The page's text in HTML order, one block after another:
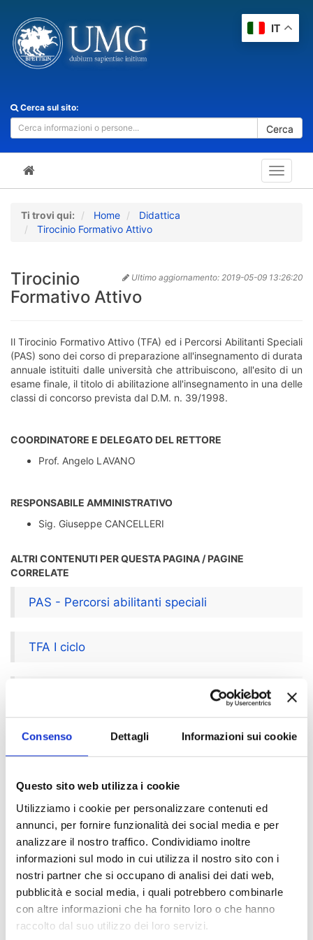
Consenso Dettagli Informazioni sui cookie
Questo sito web utilizza i cookie
Utilizziamo i cookie per personalizzare contenuti ed
annunci, per fornire funzionalità dei social media e per
analizzare il nostro traffico. Condividiamo inoltre
informazioni sul modo in cui utilizza il nostro sito con i
nostri partner che si occupano di analisi dei dati web,
pubblicità e social media, i quali potrebbero combinarle
con altre informazioni che ha fornito loro o che hanno
raccolto dal suo utilizzo dei loro servizi.
Cerca sul sito:
Cerca
Toggle
Ti trovi qui: Home
Didattica
Tirocinio Formativo Attivo
Ultimo aggiornamento: 2019-05-09 13:26:20
Tirocinio
Formativo Attivo
Il Tirocinio Formativo Attivo (TFA) ed i Percorsi Abilitanti Speciali
(PAS) sono dei corso di preparazione all'insegnamento di durata
annuale istituiti dalle università che attribuiscono, all'esito di un
esame finale, il titolo di abilitazione all'insegnamento in una delle
classi di concorso prevista dal D.M. n. 39/1998.
COORDINATORE E DELEGATO DEL RETTORE
Prof. Angelo LAVANO
RESPONSABILE AMMINISTRATIVO
Sig. Giuseppe CANCELLERI
ALTRI CONTENUTI PER QUESTA PAGINA / PAGINE
CORRELATE
PAS - Percorsi abilitanti speciali
TFA I ciclo
Indice di pagina
TFA I ciclo
TFA II ciclo
Chi sei? Naviga il sito per profilo
Futuro Studente
Studente Iscritto
IT